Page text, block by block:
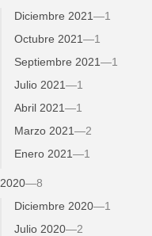
Diciembre 2021—1
Octubre 2021—1
Septiembre 2021—1
Julio 2021—1
Abril 2021—1
Marzo 2021—2
Enero 2021—1
2020—8
Diciembre 2020—1
Julio 2020—2